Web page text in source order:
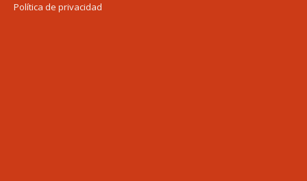
Política de privacidad